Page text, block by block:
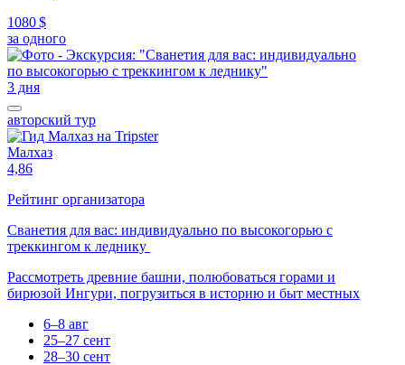
1080 $
за одного
3 дня
авторский тур
Малхаз
4,86
Рейтинг организатора
Сванетия для вас: индивидуально по высокогорью с
треккингом к леднику
Рассмотреть древние башни, полюбоваться горами и
бирюзой Ингури, погрузиться в историю и быт местных
6–8 авг
25–27 сент
28–30 сент